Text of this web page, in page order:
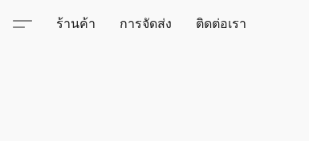
ร้านค้า การจัดส่ง ติดต่อเรา